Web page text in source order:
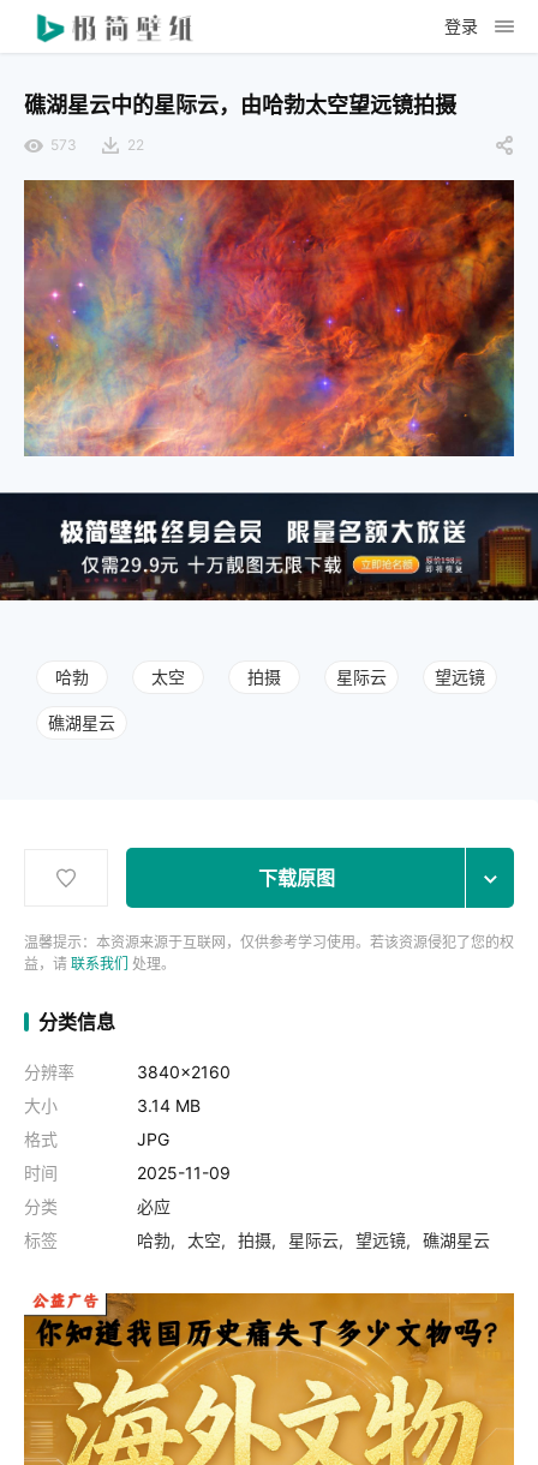
登录
礁湖星云中的星际云，由哈勃太空望远镜拍摄
573 22
哈勃 太空 拍摄 星际云 望远镜
礁湖星云
下载原图
温馨提示：本资源来源于互联网，仅供参考学习使用。若该资源侵犯了您的权
益，请 联系我们 处理。
分类信息
分辨率
3840x2160
大小
3.14 MB
格式
JPG
时间
2025-11-09
分类
必应
标签
哈勃 太空 拍摄 星际云 望远镜 礁湖星云